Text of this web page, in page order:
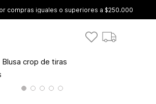
compras iguales o superiores a $250.000
Blusa crop de tiras